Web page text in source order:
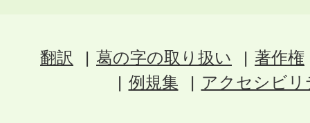
翻訳 葛の字の取り扱い
著作権
例規集
アクセシビ